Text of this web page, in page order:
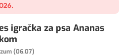
igračka za psa Ananas
(06.07)